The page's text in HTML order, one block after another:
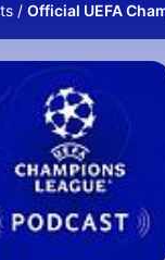
Official UEFA